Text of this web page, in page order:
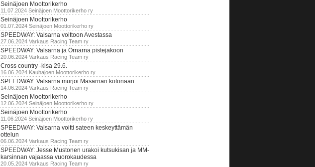
Seinäjoen Moottorikerho
11.07.2024 Seinäjoen Moottorikerho ry
Seinäjoen Moottorikerho
01.07.2024 Seinäjoen Moottorikerho ry
SPEEDWAY: Valsarna voittoon Avestassa
27.06.2024 Varkaus Racing Team ry
SPEEDWAY: Valsarna ja Örnarna pistejakoon
20.06.2024 Varkaus Racing Team ry
Cross country -kisa 29.6.
16.06.2024 Kauhajoen Moottorikerho ry
SPEEDWAY: Valsarna murjoi Masarnan kotonaan
14.06.2024 Varkaus Racing Team ry
Seinäjoen Moottorikerho
12.06.2024 Seinäjoen Moottorikerho ry
Seinäjoen Moottorikerho
11.06.2024 Seinäjoen Moottorikerho ry
SPEEDWAY: Valsarna voitti sateen keskeyttämän
ottelun
06.06.2024 Varkaus Racing Team ry
SPEEDWAY: Jesse Mustonen urakoi kutsukisan ja MM-
karsinnan vajaassa vuorokaudessa
20.05.2024 Varkaus Racing Team ry